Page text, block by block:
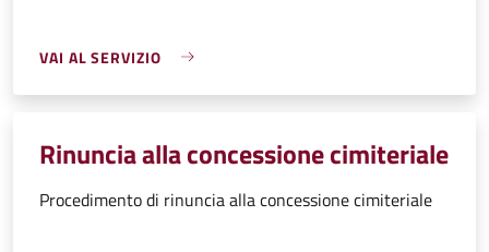
VAI AL SERVIZIO
Rinuncia alla concessione cimiteriale
Procedimento di rinuncia alla concessione cimiteriale